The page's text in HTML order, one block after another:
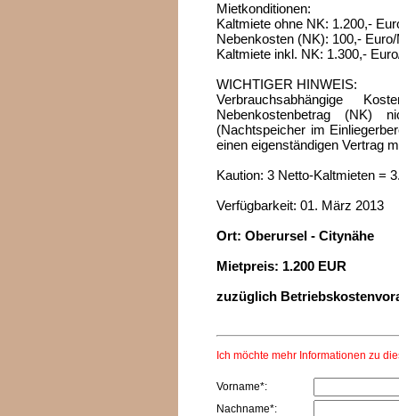
Mietkonditionen:
Kaltmiete ohne NK: 1.200,-
Nebenkosten (NK): 100,-
Kaltmiete inkl. NK: 1.300,-
WICHTIGER HINWEIS:
Verbrauchsabhängige
Nebenkostenbetrag (NK)
(Nachtspeicher im
einen eigenständigen Vertrag
Kaution: 3 Netto-Kaltmieten =
Verfügbarkeit: 01. März 2013
Ort: Oberursel - Citynähe
Mietpreis: 1.200 EUR
zuzüglich
Ich möchte mehr Informationen zu
Vorname*:
Nachname*: